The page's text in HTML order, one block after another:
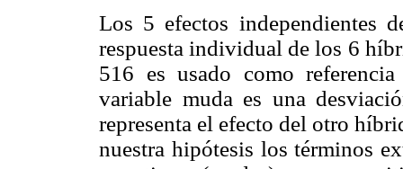
Los 5 efectos independientes
respuesta individual de los 6
516 es usado como
variable muda es una
representa el efecto del otro
nuestra hipótesis los términos